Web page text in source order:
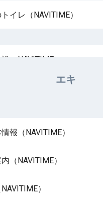
イレ（NAVITIME）
（NAVITIME）
エキ
報（NAVITIME）
（NAVITIME）
）